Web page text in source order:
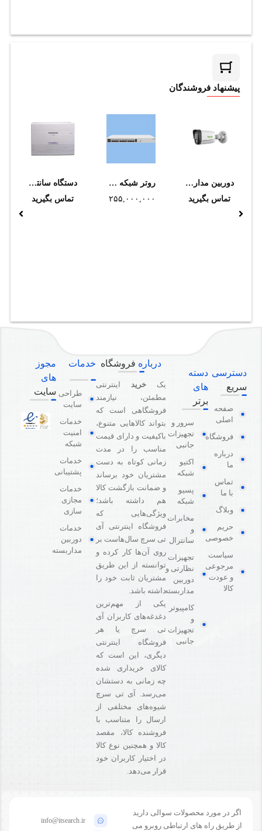
پیشنهاد فروشندگان
دوربین مداربسته تحت شبکه تیاندی مدل TC-C34QN I3/E/Y/4mm/V5.0
تماس بگیرید
روتر شبکه میکروتیک مدل CCR2116-12G-4S+
۲۵۵,۰۰۰,۰۰۰
دستگاه سانترال پاناسونیک مدل KX-TES824
تماس بگیرید
دسترسی
سریع
صفحه
اصلی
فروشگاه
درباره
ما
تماس
با ما
وبلاگ
حریم
خصوصی
سیاست
مرجوعی
و عودت
کالا
دسته
های
برتر
سرور و
تجهیزات
جانبی
اکتیو
شبکه
پسیو
شبکه
مخابرات
و
سانترال
تجهیزات
نظارتی و
دوربین
مداربسته
کامپیوتر
و
تجهیزات
جانبی
درباره فروشگاه
یک خریداینترنتی
مطمئن، نیازمند
فروشگاهی است که
بتواند کالاهایی متنوع،
باکیفیت و دارای قیمت
مناسب را در مدت
زمانی کوتاه به دست
مشتریان خود برساند
و ضمانت بازگشت کالا
هم داشته باشد؛
ویژگی‌هایی که
فروشگاه اینترنتی آی
تی سرچ سال‌هاست بر
روی آن‌ها کار کرده و
توانسته از این طریق
مشتریان ثابت خود را
داشته باشد.
یکی از مهم‌ترین
دغدغه‌های کاربران آی
تی سرچ یا هر
فروشگاه‌ اینترنتی
دیگری، این است که
کالای خریداری شده
چه زمانی به دستشان
می‌رسد. آی تی سرچ
شیوه‌های مختلفی از
ارسال را متناسب با
فروشنده کالا،‌ مقصد
کالا و همچنین نوع کالا
در اختیار کاربران خود
قرار می‌دهد.
خدمات
طراحی
سایت
خدمات
امنیت
شبکه
خدمات
پشتیبانی
خدمات
مجازی
سازی
خدمات
دوربین
مداربسته
مجوز
های
سایت
اگر در مورد محصولات سوالی دارید
از طریق راه های ارتباطی روبرو می
info@itsearch.ir